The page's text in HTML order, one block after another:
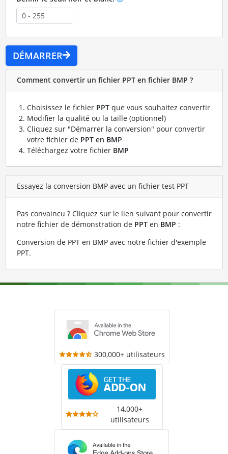
DÉMARRER
Comment convertir un fichier PPT en fichier BMP ?
Choisissez le fichier PPTque vous souhaitez convertir
Modifier la qualité ou la taille (optionnel)
Cliquez sur "Démarrer la conversion" pour convertir
votre fichier de PPT en BMP
Téléchargez votre fichier BMP
Essayez la conversion BMP avec un fichier test PPT
Pas convaincu ? Cliquez sur le lien suivant pour convertir
notre fichier de démonstration de PPTen BMP :
Conversion de PPT en BMP avec notre fichier d'exemple
PPT.
300,000+ utilisateurs
14,000+
utilisateurs